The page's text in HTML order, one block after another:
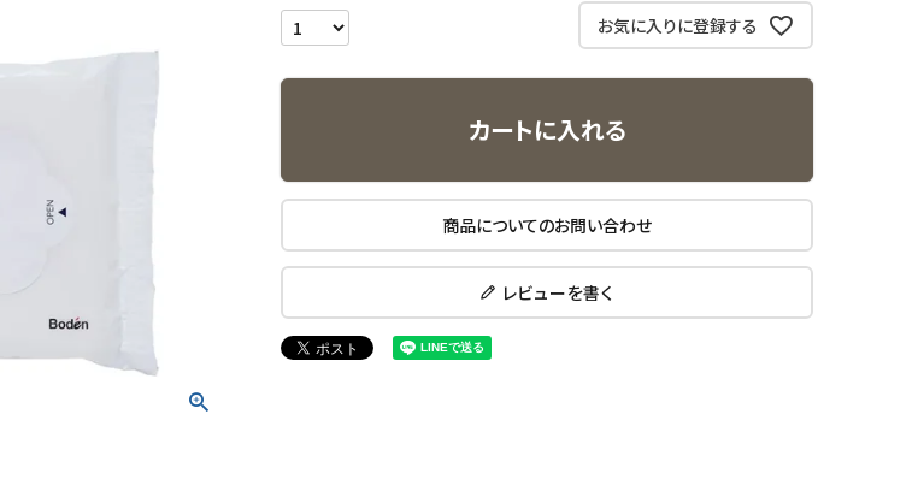
お気に入りに登録する
カートに入れる
商品についてのお問い合わせ
レビューを書く